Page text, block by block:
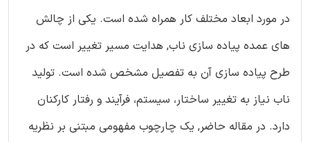
در مورد ابعاد مختلف کار همراه شده است. یکی از چالش
های عمده پیاده سازی ناب, هدایت مسیر تغییر است که در
طرح پیاده سازی آن به تفصیل مشخص شده است. تولید
ناب نیاز به تغییر ساختار، سیستم، فرآیند و رفتار کارکنان
دارد. در مقاله حاضر, یک چارچوب مفهومی مبتنی بر نظریه